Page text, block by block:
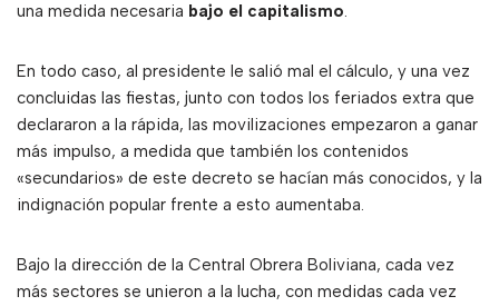
una medida necesaria bajo el capitalismo.
En todo caso, al presidente le salió mal el cálculo, y una vez
concluidas las fiestas, junto con todos los feriados extra que
declararon a la rápida, las movilizaciones empezaron a ganar
más impulso, a medida que también los contenidos
«secundarios» de este decreto se hacían más conocidos, y la
indignación popular frente a esto aumentaba.
Bajo la dirección de la Central Obrera Boliviana, cada vez
más sectores se unieron a la lucha, con medidas cada vez